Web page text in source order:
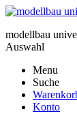
modellbau
Auswahl
Menu
Suche
Konto